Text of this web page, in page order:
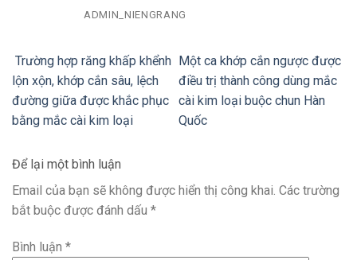
ADMIN_NIENGRANG
Trường hợp răng khấp khểnh
lộn xộn, khớp cắn sâu, lệch
đường giữa được khắc phục
bằng mắc cài kim loại
Một ca khớp cắn ngược được
điều trị thành công dùng mắc
cài kim loại buộc chun Hàn
Quốc
Để lại một bình luận
Email của bạn sẽ không được hiển thị công khai. Các trường
bắt buộc được đánh dấu *
Bình luận *